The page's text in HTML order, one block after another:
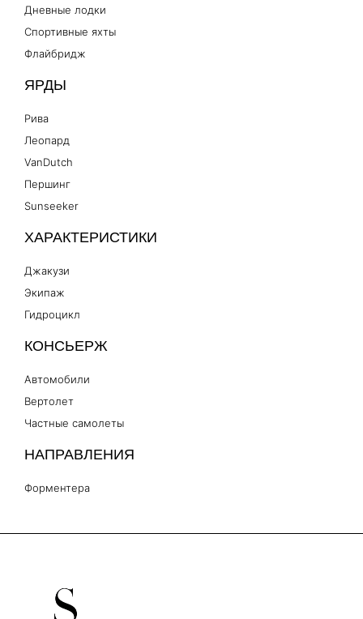
Дневные лодки
Спортивные яхты
Флайбридж
ЯРДЫ
Рива
Леопард
VanDutch
Першинг
Sunseeker
ХАРАКТЕРИСТИКИ
Джакузи
Экипаж
Гидроцикл
КОНСЬЕРЖ
Автомобили
Вертолет
Частные самолеты
НАПРАВЛЕНИЯ
Форментера